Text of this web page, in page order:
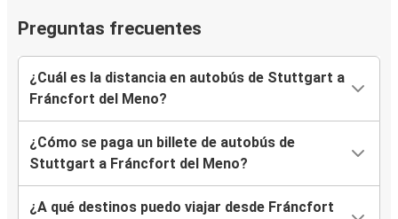
Preguntas frecuentes
¿Cuál es la distancia en autobús de Stuttgart a
Fráncfort del Meno?
¿Cómo se paga un billete de autobús de
Stuttgart a Fráncfort del Meno?
¿A qué destinos puedo viajar desde Fráncfort